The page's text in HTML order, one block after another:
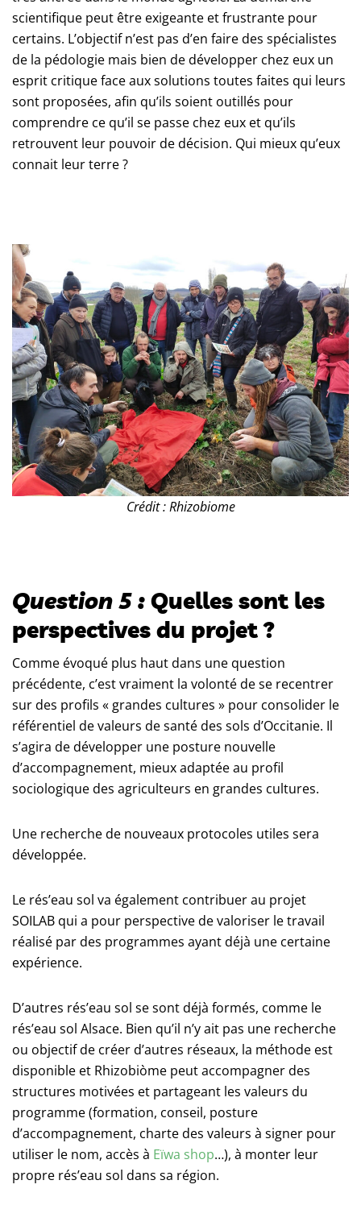
scientifique peut être exigeante et frustrante pour
certains. L’objectif n’est pas d’en faire des spécialistes
de la pédologie mais bien de développer chez eux un
esprit critique face aux solutions toutes faites qui leurs
sont proposées, afin qu’ils soient outillés pour
comprendre ce qu’il se passe chez eux et qu’ils
retrouvent leur pouvoir de décision. Qui mieux qu’eux
connait leur terre ?
Crédit : Rhizobiome
Question 5 : Quelles sont les
perspectives du projet ?
Comme évoqué plus haut dans une question
précédente, c’est vraiment la volonté de se recentrer
sur des profils « grandes cultures » pour consolider le
référentiel de valeurs de santé des sols d’Occitanie. Il
s’agira de développer une posture nouvelle
d’accompagnement, mieux adaptée au profil
sociologique des agriculteurs en grandes cultures.
Une recherche de nouveaux protocoles utiles sera
développée.
Le rés’eau sol va également contribuer au projet
SOILAB qui a pour perspective de valoriser le travail
réalisé par des programmes ayant déjà une certaine
expérience.
D’autres rés’eau sol se sont déjà formés, comme le
rés’eau sol Alsace. Bien qu’il n’y ait pas une recherche
ou objectif de créer d’autres réseaux, la méthode est
disponible et Rhizobiòme peut accompagner des
structures motivées et partageant les valeurs du
programme (formation, conseil, posture
d’accompagnement, charte des valeurs à signer pour
utiliser le nom, accès à Eïwa shop…), à monter leur
propre rés’eau sol dans sa région.